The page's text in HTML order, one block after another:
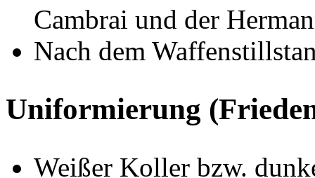
Cambrai und der
Nach dem
Uniformierung
Weißer Koller bzw.